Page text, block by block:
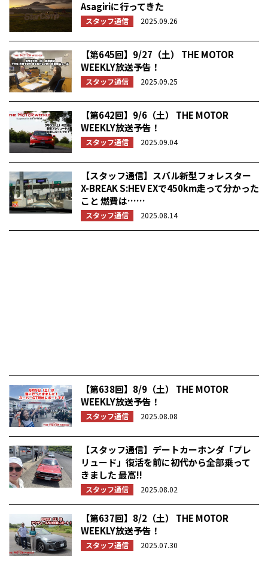
Asagiriに行ってきた
スタッフ通信 2025.09.26
【第645回】9/27（土） THE MOTOR
WEEKLY放送予告！
スタッフ通信 2025.09.25
【第642回】9/6（土） THE MOTOR
WEEKLY放送予告！
スタッフ通信 2025.09.04
【スタッフ通信】スバル新型フォレスター
X-BREAK S:HEV EXで450km走って分かった
こと 燃費は……
スタッフ通信 2025.08.14
【第638回】8/9（土） THE MOTOR
WEEKLY放送予告！
スタッフ通信 2025.08.08
【スタッフ通信】デートカーホンダ「プレ
リュード」復活を前に初代から全部乗って
きました 最高!!
スタッフ通信 2025.08.02
【第637回】8/2（土） THE MOTOR
WEEKLY放送予告！
スタッフ通信 2025.07.30